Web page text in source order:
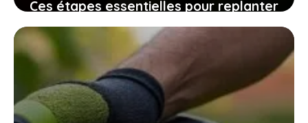
Ces étapes essentielles pour replanter
vos graines de tomates maison
assurent une récolte pleine de saveurs
10 novembre 2025